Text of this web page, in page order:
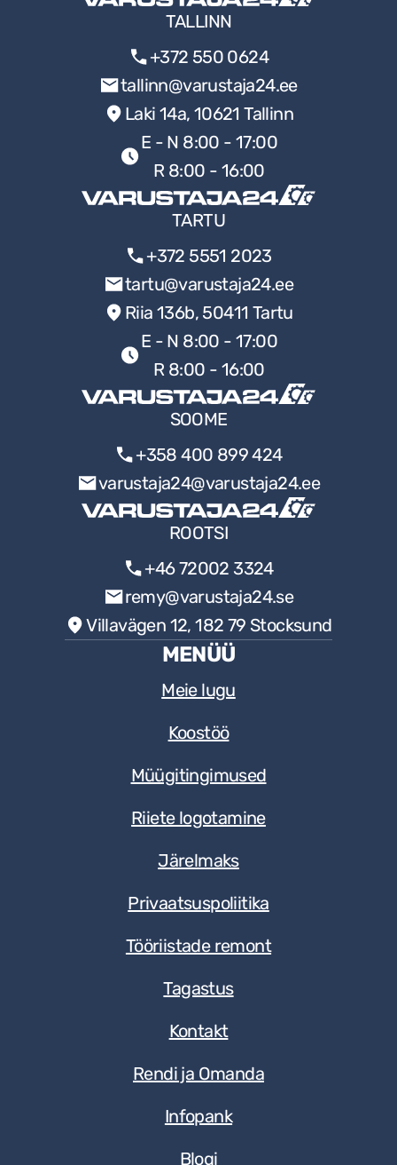
TALLINN
+372 550 0624
tallinn@varustaja24.ee
Laki 14a, 10621 Tallinn
E - N 8:00 - 17:00
R 8:00 - 16:00
TARTU
+372 5551 2023
tartu@varustaja24.ee
Riia 136b, 50411 Tartu
E - N 8:00 - 17:00
R 8:00 - 16:00
SOOME
+358 400 899 424
varustaja24@varustaja24.ee
ROOTSI
+46 72002 3324
remy@varustaja24.se
Villavägen 12, 182 79 Stocksund
MENÜÜ
Meie lugu
Koostöö
Müügitingimused
Riiete logotamine
Järelmaks
Privaatsuspoliitika
Tööriistade remont
Tagastus
Kontakt
Rendi ja Omanda
Infopank
Blogi